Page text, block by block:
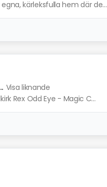
kärleksfulla hem där de...
Visa liknande
Rex Odd Eye - Magic C...